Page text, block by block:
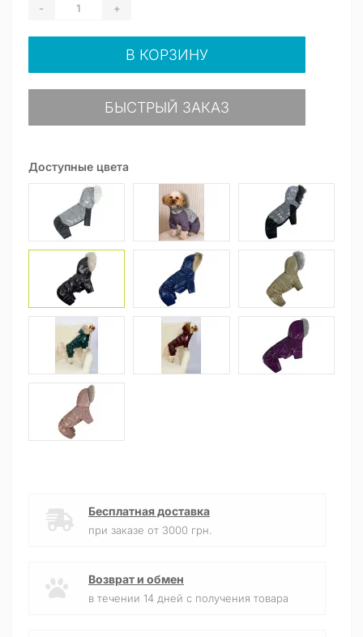
Доступные цвета
- +
В КОРЗИНУ
БЫСТРЫЙ ЗАКАЗ
Бесплатная доставка
при заказе от 3000 грн.
Возврат и обмен
в течении 14 дней с получения товара